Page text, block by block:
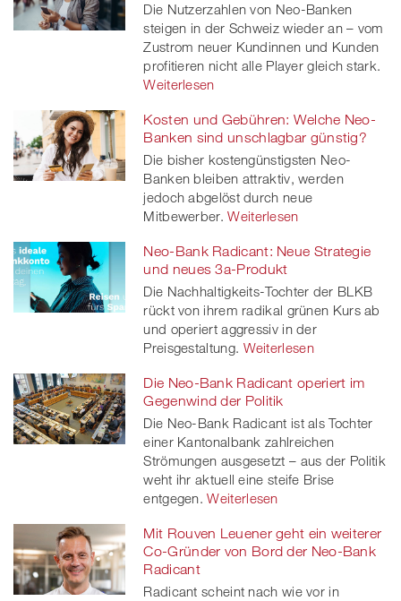
Die Nutzerzahlen von Neo-Banken
steigen in der Schweiz wieder an – vom
Zustrom neuer Kundinnen und Kunden
profitieren nicht alle Player gleich stark.
Weiterlesen
Kosten und Gebühren: Welche Neo-
Banken sind unschlagbar günstig?
Die bisher kostengünstigsten Neo-
Banken bleiben attraktiv, werden
jedoch abgelöst durch neue
Mitbewerber. Weiterlesen
Neo-Bank Radicant: Neue Strategie
und neues 3a-Produkt
Die Nachhaltigkeits-Tochter der BLKB
rückt von ihrem radikal grünen Kurs ab
und operiert aggressiv in der
Preisgestaltung. Weiterlesen
Die Neo-Bank Radicant operiert im
Gegenwind der Politik
Die Neo-Bank Radicant ist als Tochter
einer Kantonalbank zahlreichen
Strömungen ausgesetzt – aus der Politik
weht ihr aktuell eine steife Brise
entgegen. Weiterlesen
Mit Rouven Leuener geht ein weiterer
Co-Gründer von Bord der Neo-Bank
Radicant
Radicant scheint nach wie vor in